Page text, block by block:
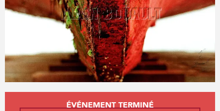
Ouverture et coordonnées
ÉVÉNEMENT TERMINÉ